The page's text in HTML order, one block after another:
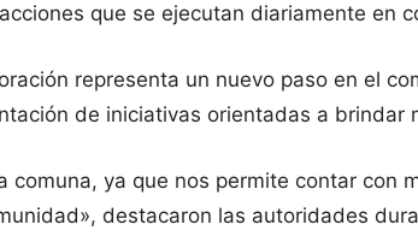
que se ejecutan diariamente en
representa un nuevo paso en el
de iniciativas orientadas a
comuna, ya que nos permite contar con
destacaron las autoridades